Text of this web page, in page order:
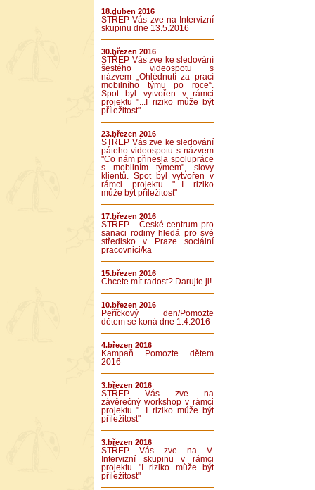
18.duben 2016
STŘEP Vás zve na Intervizní
skupinu dne 13.5.2016
30.březen 2016
STŘEP Vás zve ke sledování
šestého videospotu s
názvem „Ohlédnutí za prací
mobilního týmu po roce“.
Spot byl vytvořen v rámci
projektu "...I riziko může být
příležitost"
23.březen 2016
STŘEP Vás zve ke sledování
páteho videospotu s názvem
"Co nám přinesla spolupráce
s mobilním týmem", slovy
klientů. Spot byl vytvořen v
rámci projektu "...I riziko
může být příležitost"
17.březen 2016
STŘEP - České centrum pro
sanaci rodiny hledá pro své
středisko v Praze sociální
pracovnici/ka
15.březen 2016
Chcete mít radost? Darujte ji!
10.březen 2016
Peříčkový den/Pomozte
dětem se koná dne 1.4.2016
4.březen 2016
Kampaň Pomozte dětem
2016
3.březen 2016
STŘEP Vás zve na
závěrečný workshop v rámci
projektu "...I riziko může být
příležitost"
3.březen 2016
STŘEP Vás zve na V.
Intervizní skupinu v rámci
projektu "I riziko může být
příležitost"